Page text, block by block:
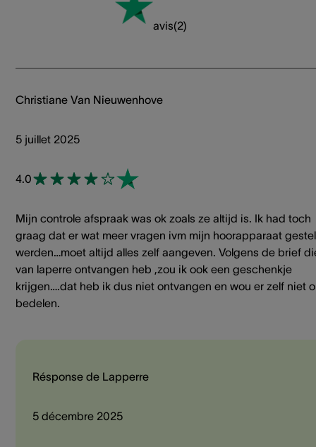
avis(2)
Christiane Van Nieuwenhove
5 juillet 2025
4.0
Mijn controle afspraak was ok zoals ze altijd is. Ik had toch
graag dat er wat meer vragen ivm mijn hoorapparaat
werden…moet altijd alles zelf aangeven. Volgens de brief
van laperre ontvangen heb ,zou ik ook een geschenkje
krijgen….dat heb ik dus niet ontvangen en wou er zelf niet
bedelen.
Résponse de Lapperre
5 décembre 2025